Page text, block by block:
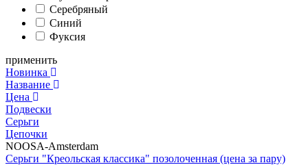
Серебряный
Синий
Фуксия
применить
Новинка
Название
Цена
Подвески
Серьги
Цепочки
NOOSA-Amsterdam
Серьги "Креольская классика" позолоченная (цена за пару)